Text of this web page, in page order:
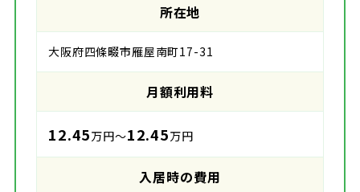
所在地
大阪府四條畷市雁屋南町17-31
月額利用料
12.45万円～12.45万円
入居時の費用